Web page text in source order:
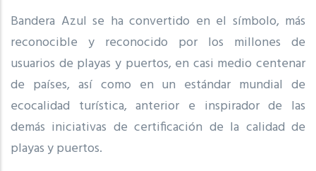
Bandera Azul se ha convertido en el símbolo, más
reconocible y reconocido por los millones de
usuarios de playas y puertos, en casi medio centenar
de países, así como en un estándar mundial de
ecocalidad turística, anterior e inspirador de las
demás iniciativas de certificación de la calidad de
playas y puertos.